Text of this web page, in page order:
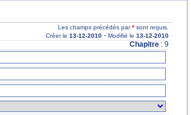
Les champs précédés par* sont requis.
Créer le 13-12-2010 - Modifié le 13-12-2010
Chapitre : 9